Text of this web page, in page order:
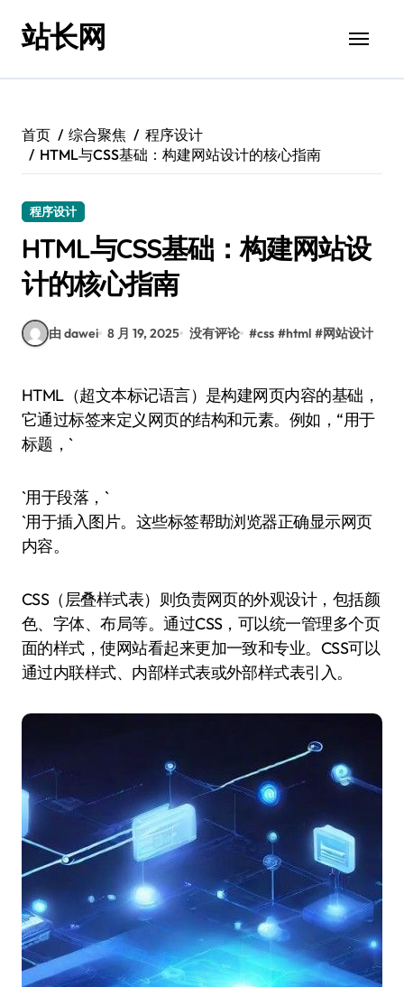
站长网
首页 综合聚焦
程序设计
HTML与CSS基础：构建网站设计的核心指南
程序设计
HTML与CSS基础：构建网站设
计的核心指南
由 dawei 8 月 19, 2025 没有评论 #css #html #网站设计
HTML（超文本标记语言）是构建网页内容的基础，
它通过标签来定义网页的结构和元素。例如，“用于
标题，`
`用于段落，`
`用于插入图片。这些标签帮助浏览器正确显示网页
内容。
CSS（层叠样式表）则负责网页的外观设计，包括颜
色、字体、布局等。通过CSS，可以统一管理多个页
面的样式，使网站看起来更加一致和专业。CSS可以
通过内联样式、内部样式表或外部样式表引入。